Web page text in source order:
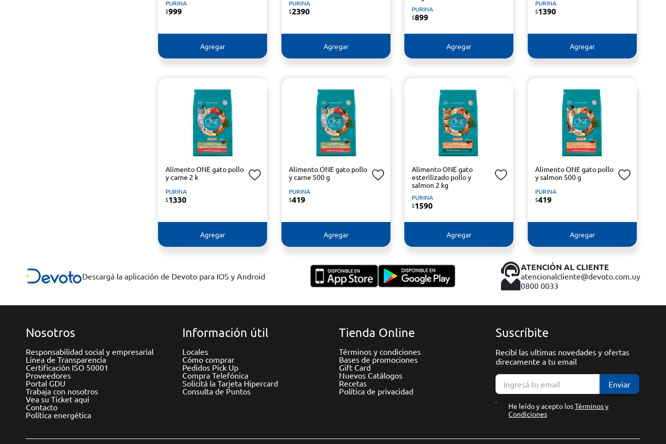
PURINA
$999
Agregar
PURINA
$2390
Agregar
PURINA
$899
Agregar
PURINA
$1390
Agregar
Alimento ONE gato pollo
y carne 2 k
PURINA
$1330
Agregar
Alimento ONE gato pollo
y carne 500 g
PURINA
$419
Agregar
Alimento ONE gato
esterilizado pollo y
salmon 2 kg
PURINA
$1590
Agregar
Alimento ONE gato pollo
y salmon 500 g
PURINA
$419
Agregar
Descargá la aplicación de Devoto para IOS y Android
ATENCIÓN AL CLIENTE
atencionalcliente@devoto.com.uy
0800 0033
Nosotros
Responsabilidad social y empresarial
Línea de Transparencia
Certificación ISO 50001
Proveedores
Portal GDU
Trabaja con nosotros
Vea su Ticket aquí
Contacto
Política energética
Información útil
Locales
Cómo comprar
Pedidos Pick Up
Compra Telefónica
Solicitá la Tarjeta Hipercard
Consulta de Puntos
Tienda Online
Términos y condiciones
Bases de promociones
Gift Card
Nuevos Catálogos
Recetas
Política de privacidad
Suscríbite
Recibí las ultimas novedades y ofertas
direcamente a tu email
Enviar
He leído y acepto losTérminos y
Condiciones